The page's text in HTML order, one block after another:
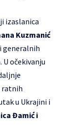
izaslanica
Kuzmanić
generalnih
U očekivanju
ratnih
u Ukrajini i
Đamić i